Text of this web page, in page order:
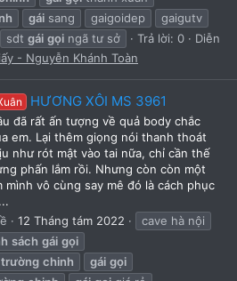
gái sang gaigoidep
gaigutv
sdt gái gọi ngã tư sở Trả lời: 0
Diễn
- Nguyễn Khánh Toàn
HƯƠNG XÔI MS 3961
đã rất ấn tượng về quả body chắc
em. Lại thêm giọng nói thanh thoát
như rót mật vào tai nữa, chỉ cần thế
phấn lắm rồi. Nhưng còn còn một
mình vô cùng say mê đó là cách phục
12 Tháng tám 2022
cave hà nội
sách gái gọi
trường chinh gái gọi